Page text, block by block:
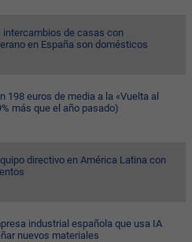
intercambios de casas con
en España son domésticos
198 euros de media a la «Vuelta al
más que el año pasado)
directivo en América Latina con
industrial española que usa IA
nuevos materiales